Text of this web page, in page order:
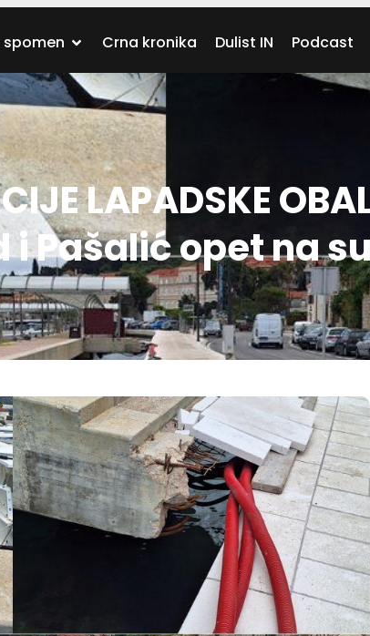
spomen Crna kronika Dulist IN Podcast
LAPADSKE
Pašalić opet na